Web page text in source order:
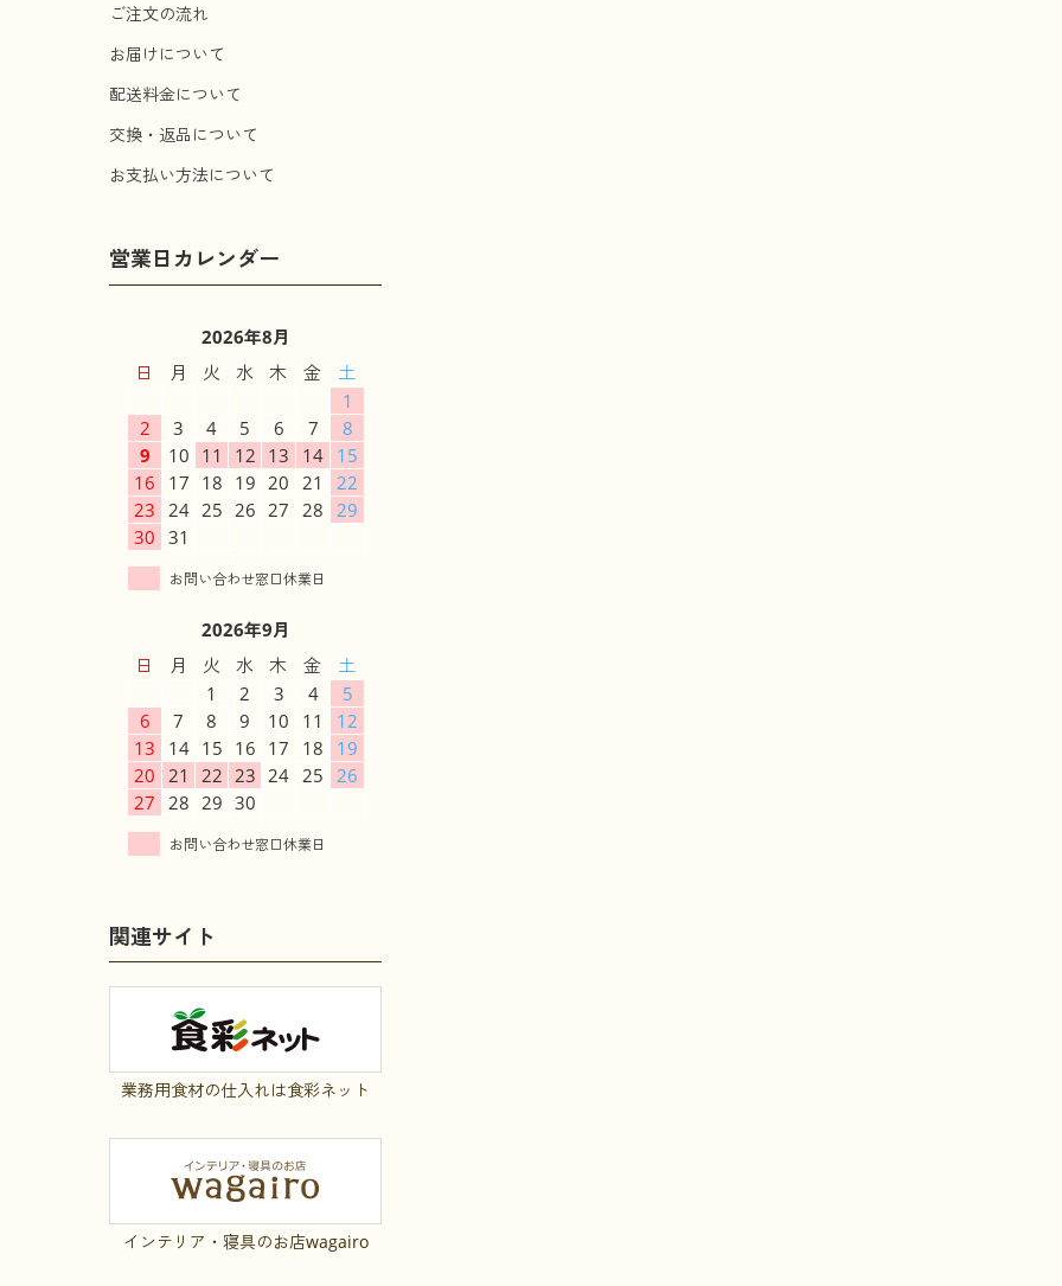
ご注文の流れ
お届けについて
配送料金について
交換・返品について
お支払い方法について
2026年8月
日
月 火 水 木 金
土
1
2
3 4 5 6 7
8
9
10 11 12 13 14 15
16
17 18 19 20 21
22
23
24 25 26 27 28
29
30 31
2026年9月
日
月 火 水 木 金
土
1
2 3 4
5
6
7 8 9 10 11
12
13
14 15 16 17 18
19
20
21 22 23 24 25
26
27
28 29 30
関連サイト
業務用食材の仕入れは食彩ネット
インテリア・寝具のお店wagairo